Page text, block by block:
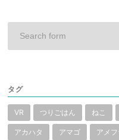
タグ
VR つりごはん ねこ
アカハタ アマゴ アメ